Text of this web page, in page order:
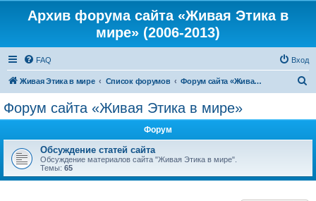
Архив форума сайта «Живая Этика в
мире» (2006-2013)
FAQ Вход
Живая Этика в мире Список форумов Форум сайта «Живая Этика в мире»
Форум сайта «Живая Этика в мире»
Форум
Обсуждение статей сайта
Обсуждение материалов сайта "Живая Этика в мире".
Темы: 65